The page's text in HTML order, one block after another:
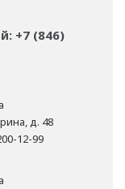
+7 (846)
д. 48
12-99